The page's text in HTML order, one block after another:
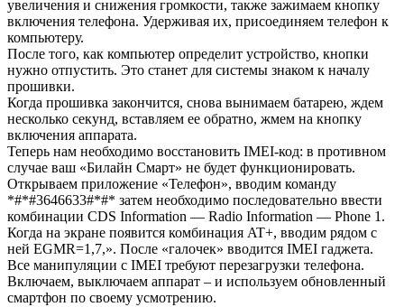
увеличения и снижения громкости, также зажимаем кнопку
включения телефона. Удерживая их, присоединяем телефон к
компьютеру.
После того, как компьютер определит устройство, кнопки
нужно отпустить. Это станет для системы знаком к началу
прошивки.
Когда прошивка закончится, снова вынимаем батарею, ждем
несколько секунд, вставляем ее обратно, жмем на кнопку
включения аппарата.
Теперь нам необходимо восстановить IMEI-код: в противном
случае ваш «Билайн Смарт» не будет функционировать.
Открываем приложение «Телефон», вводим команду
*#*#3646633#*#* затем необходимо последовательно ввести
комбинации CDS Information — Radio Information — Phone 1.
Когда на экране появится комбинация AT+, вводим рядом с
ней EGMR=1,7,». После «галочек» вводится IMEI гаджета.
Все манипуляции с IMEI требуют перезагрузки телефона.
Включаем, выключаем аппарат – и используем обновленный
смартфон по своему усмотрению.